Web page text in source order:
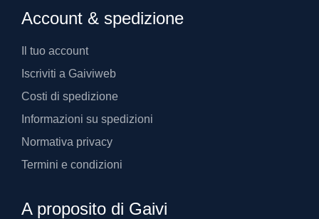
Account & spedizione
Il tuo account
Iscriviti a Gaiviweb
Costi di spedizione
Informazioni su spedizioni
Normativa privacy
Termini e condizioni
A proposito di Gaivi